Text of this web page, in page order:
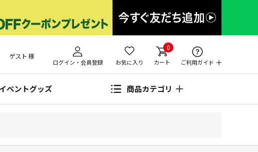
ゲスト 様
ログイン・会員登録 お気に入り
0
カート ご利用ガイド
ベントグッズ 商品カテゴリ